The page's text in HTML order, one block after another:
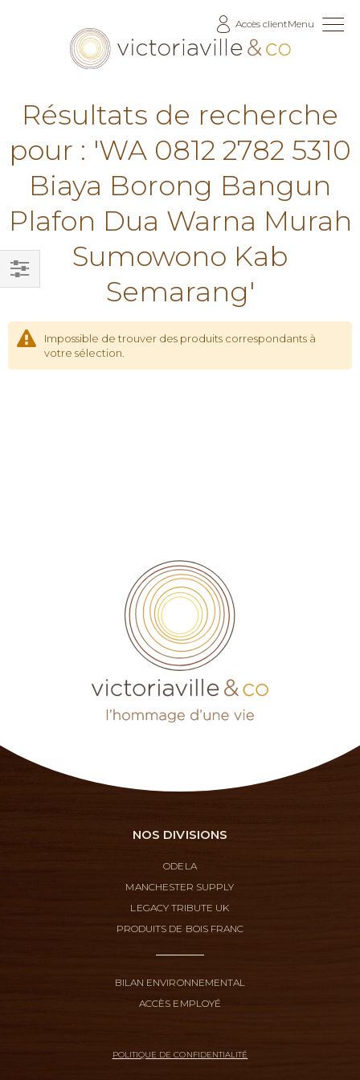
Accès clientMenu
Résultats de recherche
pour : 'WA 0812 2782 5310
Biaya Borong Bangun
Plafon Dua Warna Murah
Sumowono Kab
Semarang'
Impossible de trouver des produits correspondants à
votre sélection.
Filtrer
NOS DIVISIONS
ODELA
MANCHESTER SUPPLY
LEGACY TRIBUTE UK
PRODUITS DE BOIS FRANC
BILAN ENVIRONNEMENTAL
ACCÈS EMPLOYÉ
POLITIQUE DE CONFIDENTIALITÉ